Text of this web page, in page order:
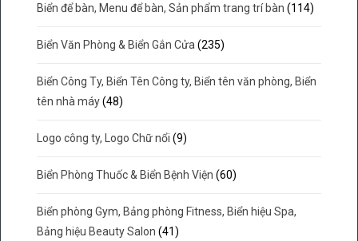
Biển để bàn, Menu để bàn, Sản phẩm trang trí bàn (114)
Biển Văn Phòng & Biển Gắn Cửa (235)
Biển Công Ty, Biển Tên Công ty, Biển tên văn phòng, Biển
tên nhà máy (48)
Logo công ty, Logo Chữ nổi (9)
Biển Phòng Thuốc & Biển Bệnh Viện (60)
Biển phòng Gym, Bảng phòng Fitness, Biển hiệu Spa,
Bảng hiệu Beauty Salon (41)